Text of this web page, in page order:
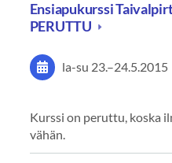
Ensiapukurssi
PERUTTU
la-su 23.–24.5.2015
Kurssi on peruttu, koska
vähän.